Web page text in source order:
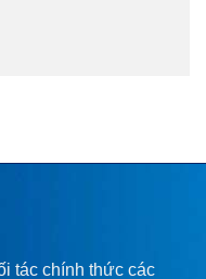
tác chính thức các